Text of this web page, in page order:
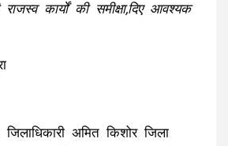
कार्यों की समीक्षा,दिए आवश्यक
जिलाधिकारी अमित किशोर जिला